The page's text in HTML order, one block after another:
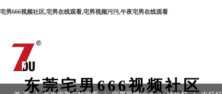
宅男666视频社区,宅男在线观看,宅男视频污污,午夜宅男在线观看
东莞宅男666视频社区